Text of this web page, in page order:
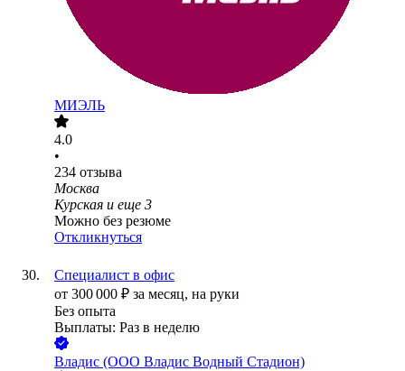
МИЭЛЬ
4.0
•
234 отзыва
Москва
Курская и еще 3
Можно без резюме
Откликнуться
Специалист в офис
от 300 000 ₽ за месяц, на руки
Без опыта
Выплаты: Раз в неделю
Владис (ООО Владис Водный Стадион)